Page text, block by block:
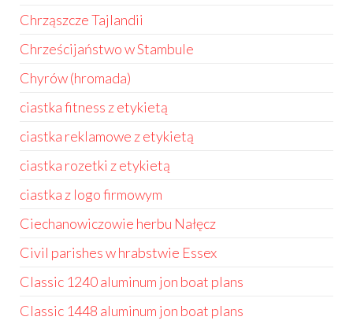
Chrząszcze Tajlandii
Chrześcijaństwo w Stambule
Chyrów (hromada)
ciastka fitness z etykietą
ciastka reklamowe z etykietą
ciastka rozetki z etykietą
ciastka z logo firmowym
Ciechanowiczowie herbu Nałęcz
Civil parishes w hrabstwie Essex
Classic 1240 aluminum jon boat plans
Classic 1448 aluminum jon boat plans